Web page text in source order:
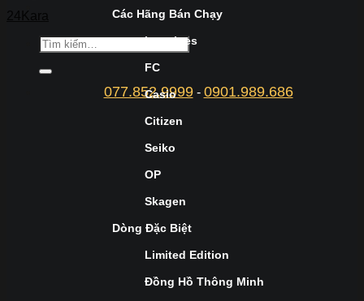
077.852.9999- 0901.989.686
Các Hãng Bán Chạy
Longines
FC
Casio
Citizen
Seiko
OP
Skagen
Dòng Đặc Biệt
Limited Edition
Đồng Hồ Thông Minh